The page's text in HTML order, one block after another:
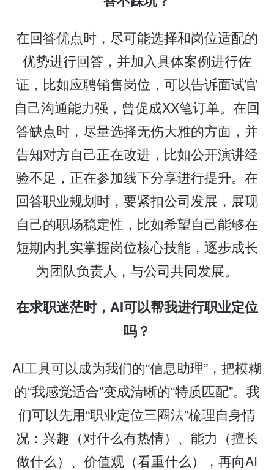
在回答优点时，尽可能选择和岗位适配的
优势进行回答，并加入具体案例进行佐
证，比如应聘销售岗位，可以告诉面试官
自己沟通能力强，曾促成XX笔订单。在回
答缺点时，尽量选择无伤大雅的方面，并
告知对方自己正在改进，比如公开演讲经
验不足，正在参加线下分享进行提升。在
回答职业规划时，要紧扣公司发展，展现
自己的职场稳定性，比如希望自己能够在
短期内扎实掌握岗位核心技能，逐步成长
为团队负责人，与公司共同发展。
在求职迷茫时，AI可以帮我进行职业定位
吗？
AI工具可以成为我们的“信息助理”，把模糊
的“我感觉适合”变成清晰的“特质匹配”。我
们可以先用“职业定位三圈法”梳理自身情
况：兴趣（对什么有热情）、能力（擅长
做什么）、价值观（看重什么），再向AI